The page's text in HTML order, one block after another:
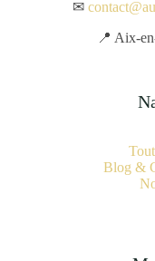
✉
📍 Aix-
Blog &